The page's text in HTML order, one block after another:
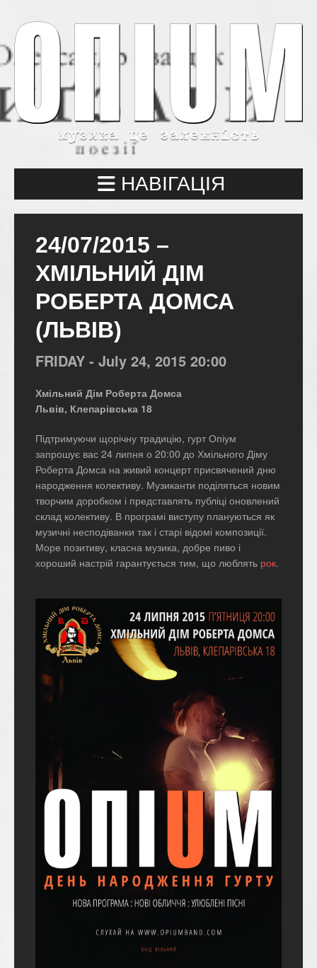
НАВІГАЦІЯ
24/07/2015 –
ХМІЛЬНИЙ ДІМ
РОБЕРТА ДОМСА
(ЛЬВІВ)
FRIDAY - July 24, 2015 20:00
Хмільний Дім Роберта Домса
Львів, Клепарівська 18
Підтримуючи щорічну традицію, гурт Опіум
запрошує вас 24 липня о 20:00 до Хмільного Діму
Роберта Домса на живий концерт присвячений дню
народження колективу. Музиканти поділяться новим
творчим доробком і представлять публіці оновлений
склад колективу. В програмі виступу плануються як
музичні несподіванки так і старі відомі композиції.
Море позитиву, класна музика, добре пиво і
хороший настрій гарантується тим, що люблять рок.